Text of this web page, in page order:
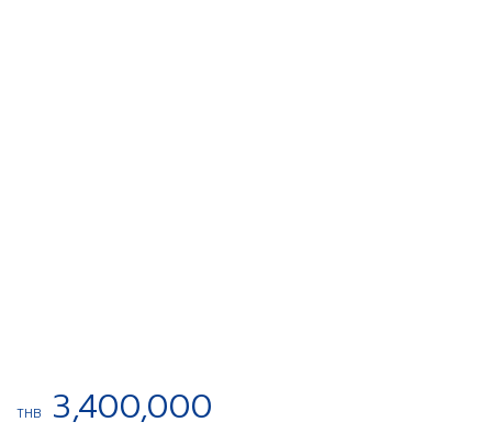
THB 3,400,000